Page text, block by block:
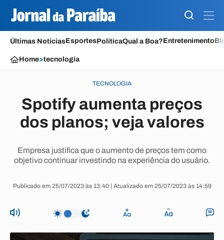
Últimas NotíciasEsportesPolíticaQual a Boa?Entretenimento
Home>tecnologia
TECNOLOGIA
Spotify aumenta preços
dos planos; veja valores
Empresa justifica que o aumento de preços tem como
objetivo continuar investindo na experiência do usuário.
Publicado em 25/07/2023 às 13:40 | Atualizado em 25/07/2023 às 14:59